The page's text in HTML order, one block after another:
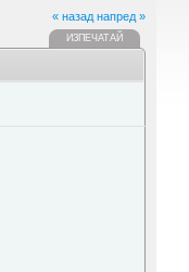
« назад напред »
ИЗПЕЧАТАЙ